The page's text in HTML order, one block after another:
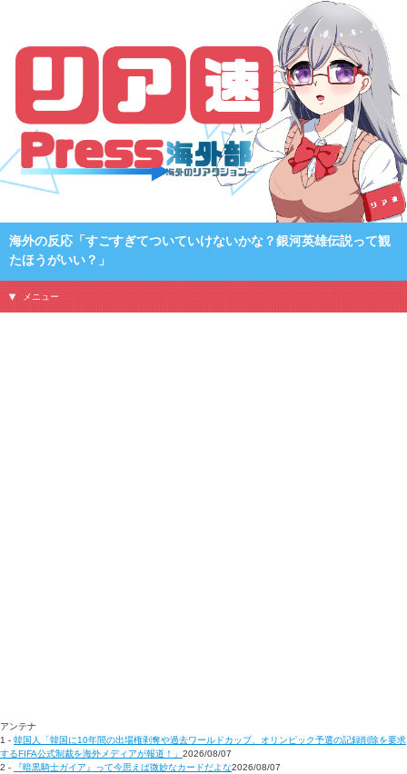
海外の反応「すごすぎてついていけないかな？銀河英雄伝説って観
たほうがいい？」
メニュー
アンテナ
1 - 韓国人「韓国に10年間の出場権剥奪や過去ワールドカップ、オリンピック予選の記録削除を要求
するFIFA公式制裁を海外メディアが報道！」 2026/08/07
2 -
『暗黒騎士ガイア』って今思えば微妙なカードだよな2026/08/07